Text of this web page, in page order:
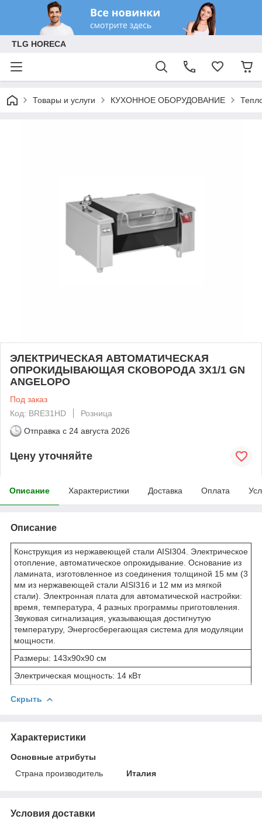
TLG HORECA
Товары и услуги КУХОННОЕ ОБОРУДОВАНИЕ
ЭЛЕКТРИЧЕСКАЯ АВТОМАТИЧЕСКАЯ
ОПРОКИДЫВАЮЩАЯ СКОВОРОДА 3Х1/1 GN
ANGELOPO
Под заказ
Код: BRE31HD
Розница
Отправка с 24 августа 2026
Цену уточняйте
Описание Характеристики Доставка Оплата
Описание
Конструкция из нержавеющей стали AISI304. Электрическое
отопление, автоматическое опрокидывание. Основание из
ламината, изготовленное из соединения толщиной 15 мм (3
мм из нержавеющей стали AISI316 и 12 мм из мягкой
стали). Электронная плата для автоматической настройки:
время, температура, 4 разных программы приготовления.
Звуковая сигнализация, указывающая достигнутую
температуру, Энергосберегающая система для модуляции
мощности.
Размеры: 143x90x90 см
Электрическая мощность: 14 кВт
Скрыть
Характеристики
Основные атрибуты
Страна производитель
Италия
Условия доставки